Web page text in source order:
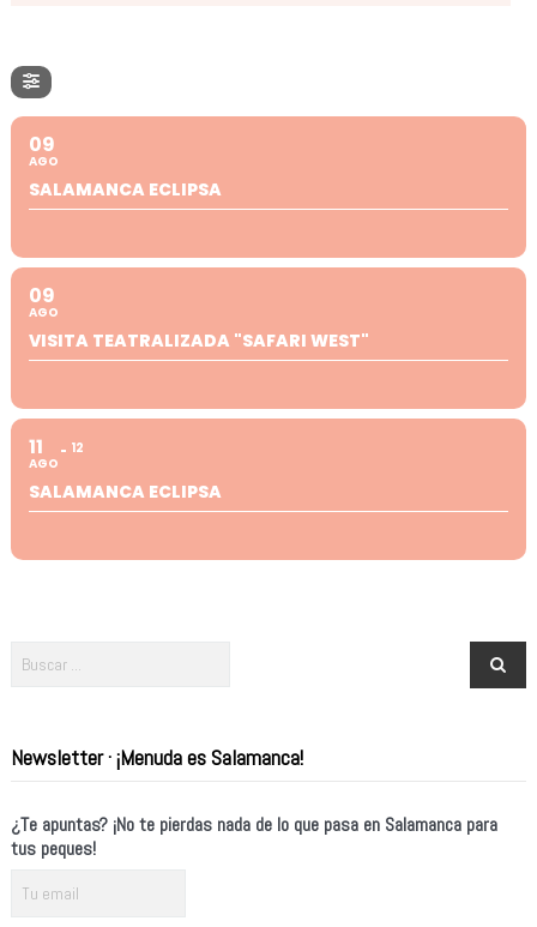
09
AGO
SALAMANCA ECLIPSA
09
AGO
VISITA TEATRALIZADA "SAFARI WEST"
11
AGO
12
SALAMANCA ECLIPSA
Newsletter · ¡Menuda es Salamanca!
¿Te apuntas? ¡No te pierdas nada de lo que pasa en Salamanca para
tus peques!